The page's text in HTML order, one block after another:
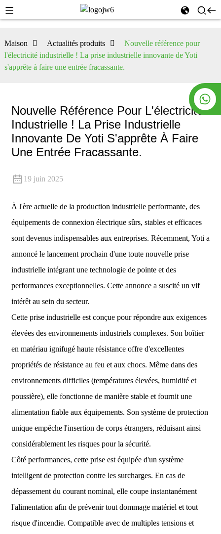
Maison Actualités produits
Nouvelle référence pour
l'électricité industrielle ! La prise industrielle innovante de Yoti
s'apprête à faire une entrée fracassante.
Nouvelle Référence Pour L'électricité
Industrielle ! La Prise Industrielle
Innovante De Yoti S'apprête À Faire
Une Entrée Fracassante.
19 juin 2025
À l'ère actuelle de la production industrielle performante, des
équipements de connexion électrique sûrs, stables et efficaces
sont devenus indispensables aux entreprises. Récemment, Yoti a
annoncé le lancement prochain d'une toute nouvelle prise
industrielle intégrant une technologie de pointe et des
performances exceptionnelles. Cette annonce a suscité un vif
intérêt au sein du secteur.
Cette prise industrielle est conçue pour répondre aux exigences
élevées des environnements industriels complexes. Son boîtier
en matériau ignifugé haute résistance offre d'excellentes
propriétés de résistance au feu et aux chocs. Même dans des
environnements difficiles (températures élevées, humidité et
poussière), elle fonctionne de manière stable et fournit une
alimentation fiable aux équipements. Son système de protection
unique empêche l'insertion de corps étrangers, réduisant ainsi
considérablement les risques pour la sécurité.
Côté performances, cette prise est équipée d'un système
intelligent de protection contre les surcharges. En cas de
dépassement du courant nominal, elle coupe instantanément
l'alimentation afin de prévenir tout dommage matériel et tout
risque d'incendie. Compatible avec de multiples tensions et